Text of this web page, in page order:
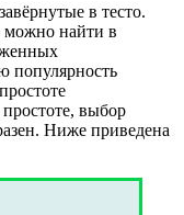
в тесто.
можно найти в
популярность
выбор
Ниже приведена